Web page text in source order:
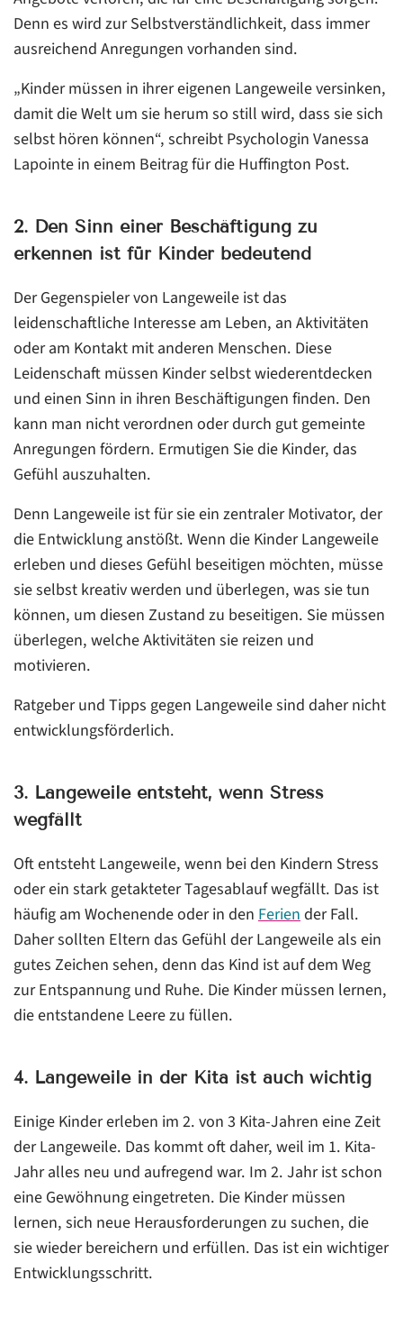
Denn es wird zur Selbstverständlichkeit, dass immer
ausreichend Anregungen vorhanden sind.
„Kinder müssen in ihrer eigenen Langeweile versinken,
damit die Welt um sie herum so still wird, dass sie sich
selbst hören können“, schreibt Psychologin Vanessa
Lapointe in einem Beitrag für die Huffington Post.
2. Den Sinn einer Beschäftigung zu
erkennen ist für Kinder bedeutend
Der Gegenspieler von Langeweile ist das
leidenschaftliche Interesse am Leben, an Aktivitäten
oder am Kontakt mit anderen Menschen. Diese
Leidenschaft müssen Kinder selbst wiederentdecken
und einen Sinn in ihren Beschäftigungen finden. Den
kann man nicht verordnen oder durch gut gemeinte
Anregungen fördern. Ermutigen Sie die Kinder, das
Gefühl auszuhalten.
Denn Langeweile ist für sie ein zentraler Motivator, der
die Entwicklung anstößt. Wenn die Kinder Langeweile
erleben und dieses Gefühl beseitigen möchten, müsse
sie selbst kreativ werden und überlegen, was sie tun
können, um diesen Zustand zu beseitigen. Sie müssen
überlegen, welche Aktivitäten sie reizen und
motivieren.
Ratgeber und Tipps gegen Langeweile sind daher nicht
entwicklungsförderlich.
3. Langeweile entsteht, wenn Stress
wegfällt
Oft entsteht Langeweile, wenn bei den Kindern Stress
oder ein stark getakteter Tagesablauf wegfällt. Das ist
häufig am Wochenende oder in denFeriender Fall.
Daher sollten Eltern das Gefühl der Langeweile als ein
gutes Zeichen sehen, denn das Kind ist auf dem Weg
zur Entspannung und Ruhe. Die Kinder müssen lernen,
die entstandene Leere zu füllen.
4. Langeweile in der Kita ist auch wichtig
Einige Kinder erleben im 2. von 3 Kita-Jahren eine Zeit
der Langeweile. Das kommt oft daher, weil im 1. Kita-
Jahr alles neu und aufregend war. Im 2. Jahr ist schon
eine Gewöhnung eingetreten. Die Kinder müssen
lernen, sich neue Herausforderungen zu suchen, die
sie wieder bereichern und erfüllen. Das ist ein wichtiger
Entwicklungsschritt.